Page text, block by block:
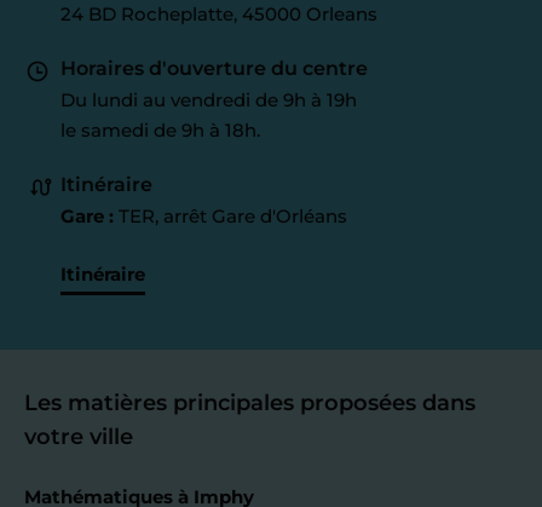
24 BD Rocheplatte, 45000 Orleans
Horaires d'ouverture du centre
Du lundi au vendredi de 9h à 19h
le samedi de 9h à 18h.
Itinéraire
Gare : TER, arrêt Gare d'Orléans
Itinéraire
Les matières principales proposées dans
votre ville
Mathématiques à Imphy